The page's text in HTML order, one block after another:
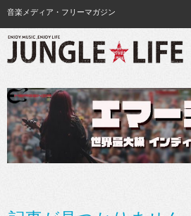
音楽メディア・フリーマガジン